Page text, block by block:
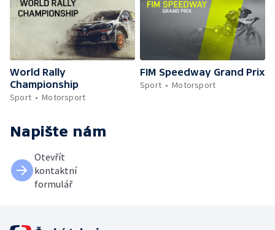
World Rally
Championship
Sport
Motorsport
FIM Speedway Grand Prix
Sport
Motorsport
Napište nám
Otevřít
kontaktní
formulář